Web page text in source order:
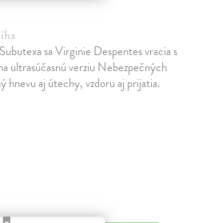
sa Virginie Despentes vracia s
ultrasúčasnú verziu Nebezpečných
hnevu aj útechy, vzdoru aj prijatia.